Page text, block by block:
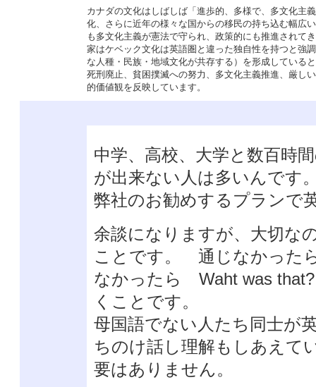
カナダの文化はしばしば「進歩的、多様で、多文化主
化、さらに近年の様々な国からの移民の持ち込む幅広
も多文化主義が憲法で守られ、政策的にも推進されて
家はケベック文化は英語圏と違った独自性を持つと強
な人種・民族・地域文化が共存する）を形成している
死刑廃止、貧困撲滅への努力、多文化主義推進、厳し
的価値観を反映しています。
中学、高校、大学と数百時
が出来ない人は多いんです
弊社のお勧めするプランで
余談になりますが、大切な
ことです。 通じなかった
なかったら Waht was
くことです。
母国語でない人たち同士が
ちのけ話し理解もしあえて
要はありません。